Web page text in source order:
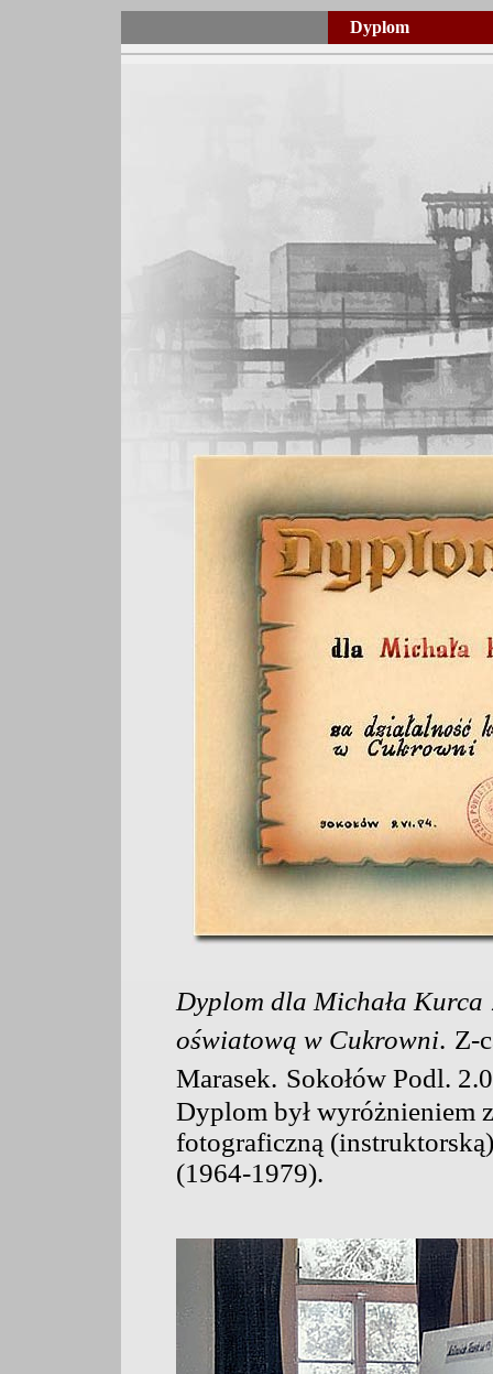
Dyplom
Dyplom dla Michała Kurca
oświatową w Cukrowni. Z-
Marasek. Sokołów Podl.
Dyplom był wyróżnieniem
fotograficzną
(1964-1979).